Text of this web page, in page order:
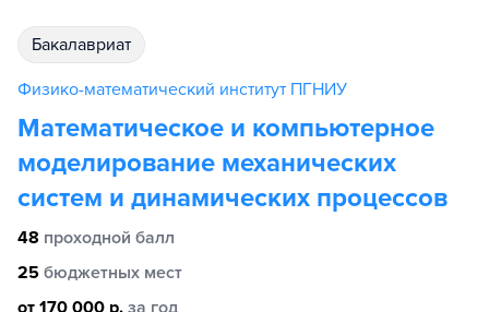
бакалавриат
Физико-математический институт ПГНИУ
Математическое и компьютерное
моделирование механических
систем и динамических процессов
48 проходной балл
25 бюджетных мест
от 170 000 р. за год